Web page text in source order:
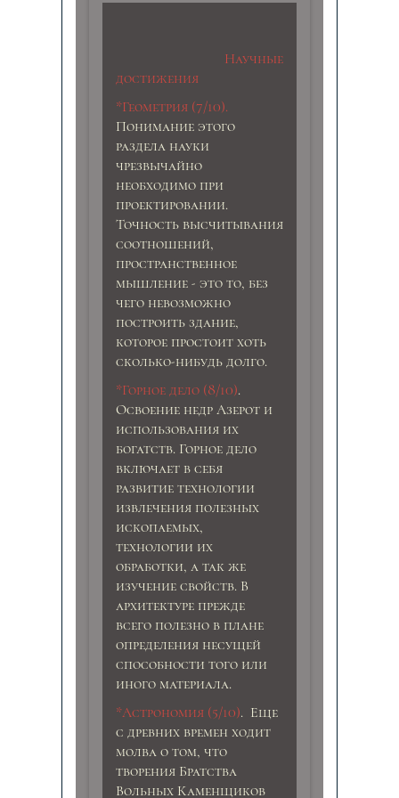
Научные
достижения
*Геометрия (7/10).
Понимание этого
раздела науки
чрезвычайно
необходимо при
проектировании.
Точность высчитывания
соотношений,
пространственное
мышление - это то, без
чего невозможно
построить здание,
которое простоит хоть
сколько-нибудь долго.
*Горное дело (8/10).
Освоение недр Азерот и
использования их
богатств. Горное дело
включает в себя
развитие технологии
извлечения полезных
ископаемых,
технологии их
обработки, а так же
изучение свойств. В
архитектуре прежде
всего полезно в плане
определения несущей
способности того или
иного материала.
*Астрономия (5/10). Еще
с древних времен ходит
молва о том, что
творения Братства
Вольных Каменщиков